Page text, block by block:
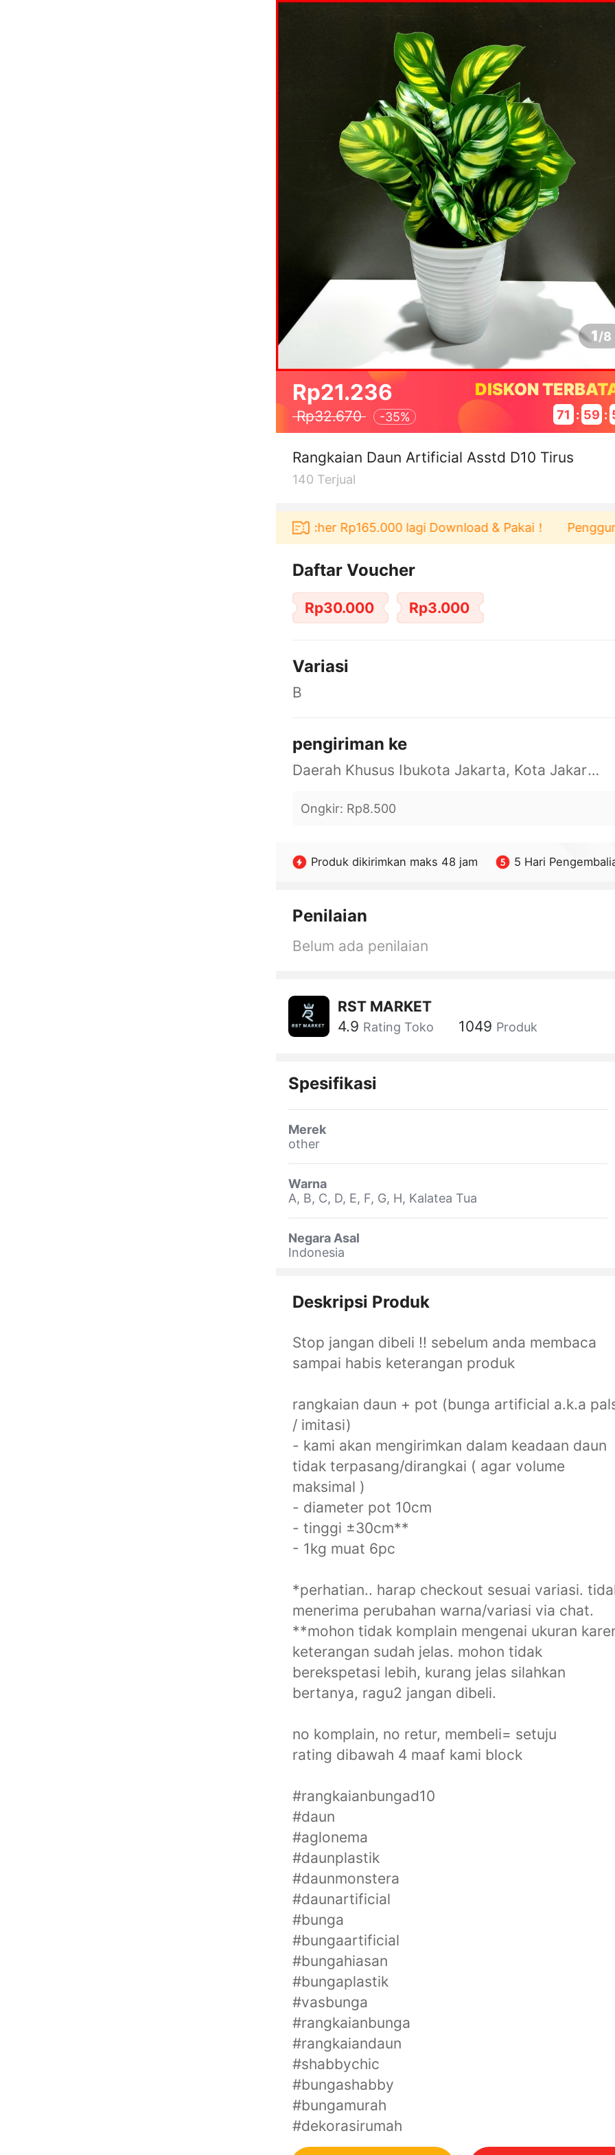
1/8
Rp21.236
Rp32.670 -35%
DISKON
71 : 59 :
Rangkaian Daun Artificial Asstd D10 Tirus
140 Terjual
berbelanja di aplikasi Akulaku bisa dapat voucher Rp165.000 lagi Download & Pakai！ Pengguna
Daftar Voucher
Rp30.000 Rp3.000
Variasi
B
pengiriman ke
Daerah Khusus Ibukota Jakarta, Kota Jakarta Barat, Cengkareng, yy
Ongkir: Rp8.500
Produk dikirimkan maks 48 jam 5 Hari
Penilaian
Belum ada penilaian
RST MARKET
4.9 Rating Toko 1049 Produk
Spesifikasi
Merek
other
Warna
A, B, C, D, E, F, G, H, Kalatea Tua
Negara Asal
Indonesia
Deskripsi Produk
Stop jangan dibeli !! sebelum anda membaca
sampai habis keterangan produk
rangkaian daun + pot (bunga artificial a.k.a
/ imitasi)
- kami akan mengirimkan dalam keadaan daun
tidak terpasang/dirangkai ( agar volume
maksimal )
- diameter pot 10cm
- tinggi ±30cm**
- 1kg muat 6pc
*perhatian.. harap checkout sesuai variasi.
menerima perubahan warna/variasi via chat.
**mohon tidak komplain mengenai ukuran
keterangan sudah jelas. mohon tidak
berekspetasi lebih, kurang jelas silahkan
bertanya, ragu2 jangan dibeli.
no komplain, no retur, membeli= setuju
rating dibawah 4 maaf kami block
#rangkaianbungad10
#daun
#aglonema
#daunplastik
#daunmonstera
#daunartificial
#bunga
#bungaartificial
#bungahiasan
#bungaplastik
#vasbunga
#rangkaianbunga
#rangkaiandaun
#shabbychic
#bungashabby
#bungamurah
#dekorasirumah